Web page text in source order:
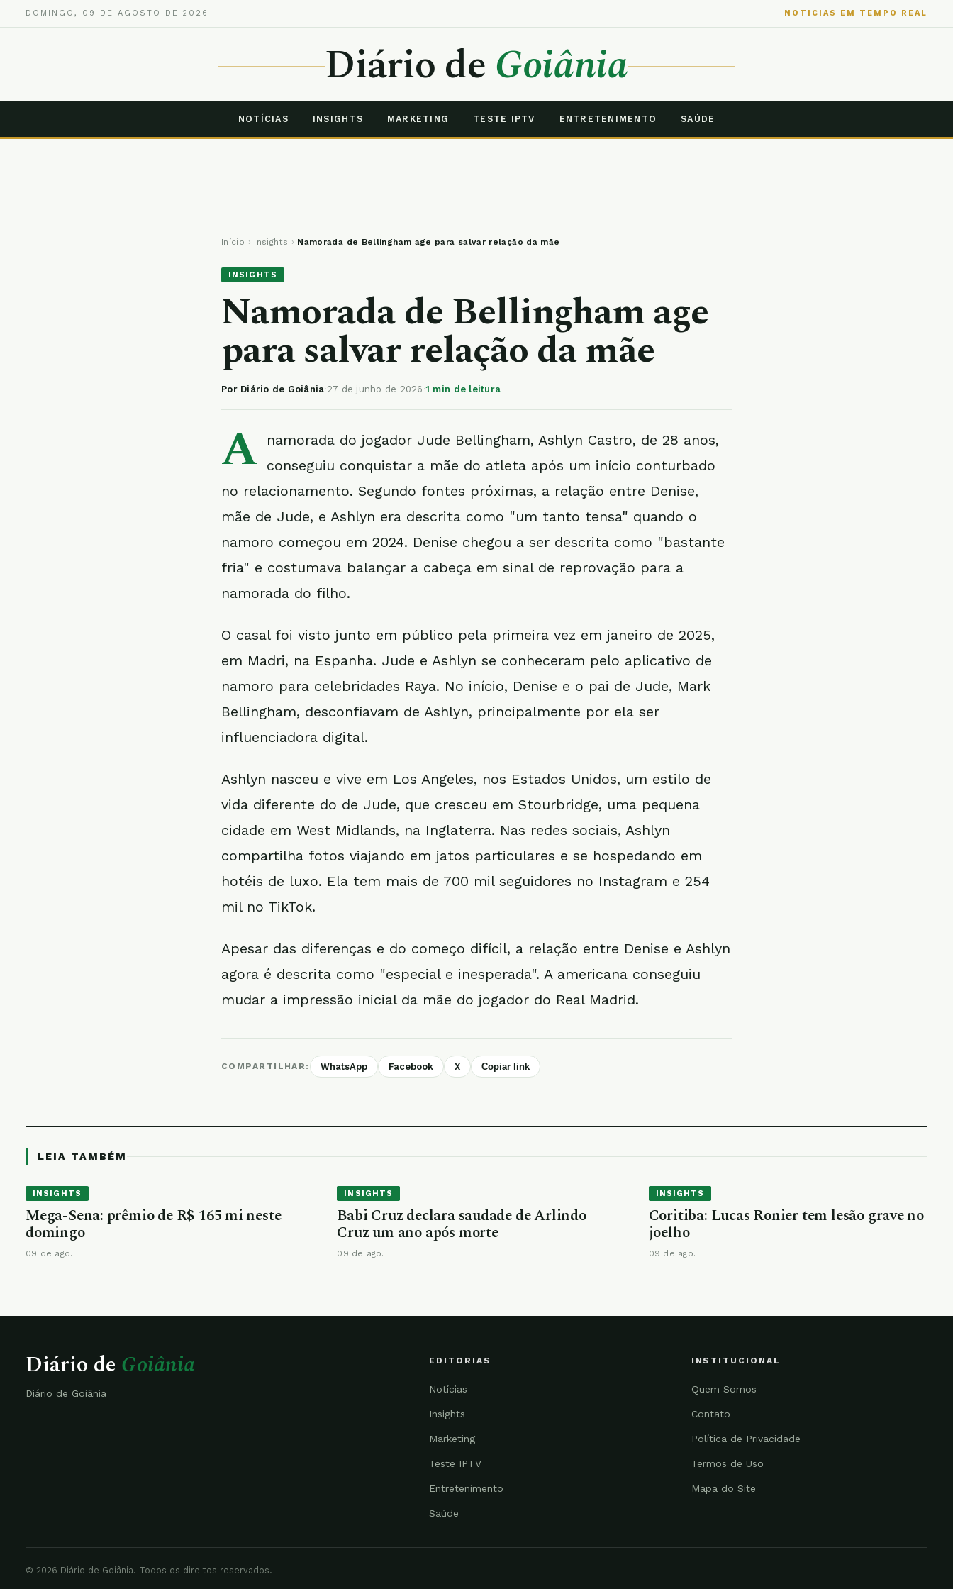
DOMINGO, 09 DE AGOSTO DE 2026 NOTICIAS EM TEMPO REAL
Diário deGoiânia
NOTÍCIAS INSIGHTS MARKETING TESTE IPTV ENTRETENIMENTO SAÚDE
Início › Insights › Namorada de Bellingham age para salvar relação da mãe
INSIGHTS
Namorada de Bellingham age
para salvar relação da mãe
Por Diário de Goiânia·27 de junho de 2026 ·1 min de leitura
A
namorada do jogador Jude Bellingham, Ashlyn Castro, de 28 anos,
conseguiu conquistar a mãe do atleta após um início conturbado
no relacionamento. Segundo fontes próximas, a relação entre Denise,
mãe de Jude, e Ashlyn era descrita como "um tanto tensa" quando o
namoro começou em 2024. Denise chegou a ser descrita como "bastante
fria" e costumava balançar a cabeça em sinal de reprovação para a
namorada do filho.
O casal foi visto junto em público pela primeira vez em janeiro de 2025,
em Madri, na Espanha. Jude e Ashlyn se conheceram pelo aplicativo de
namoro para celebridades Raya. No início, Denise e o pai de Jude, Mark
Bellingham, desconfiavam de Ashlyn, principalmente por ela ser
influenciadora digital.
Ashlyn nasceu e vive em Los Angeles, nos Estados Unidos, um estilo de
vida diferente do de Jude, que cresceu em Stourbridge, uma pequena
cidade em West Midlands, na Inglaterra. Nas redes sociais, Ashlyn
compartilha fotos viajando em jatos particulares e se hospedando em
hotéis de luxo. Ela tem mais de 700 mil seguidores no Instagram e 254
mil no TikTok.
Apesar das diferenças e do começo difícil, a relação entre Denise e Ashlyn
agora é descrita como "especial e inesperada". A americana conseguiu
mudar a impressão inicial da mãe do jogador do Real Madrid.
COMPARTILHAR: WhatsApp Facebook X Copiar link
LEIA TAMBÉM
INSIGHTS
Mega-Sena: prêmio de R$ 165 mi neste
domingo
09 de ago.
INSIGHTS
Babi Cruz declara saudade de Arlindo
Cruz um ano após morte
09 de ago.
INSIGHTS
Coritiba: Lucas Ronier tem lesão grave no
joelho
09 de ago.
Diário de Goiânia
Diário de Goiânia
EDITORIAS
Notícias
Insights
Marketing
Teste IPTV
Entretenimento
Saúde
INSTITUCIONAL
Quem Somos
Contato
Política de Privacidade
Termos de Uso
Mapa do Site
© 2026 Diário de Goiânia. Todos os direitos reservados.